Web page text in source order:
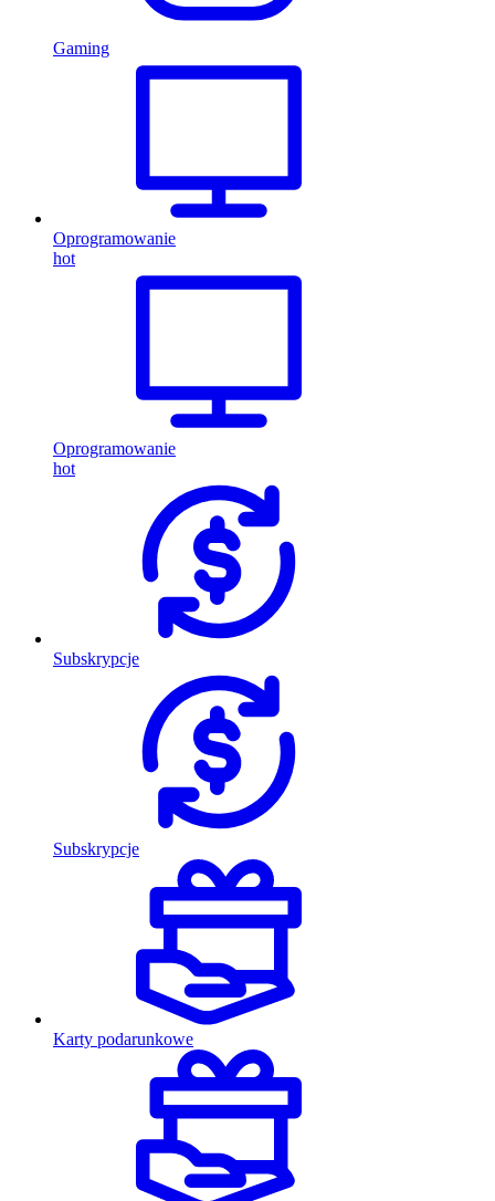
Gaming
Oprogramowanie
hot
Oprogramowanie
hot
Subskrypcje
Subskrypcje
Karty podarunkowe